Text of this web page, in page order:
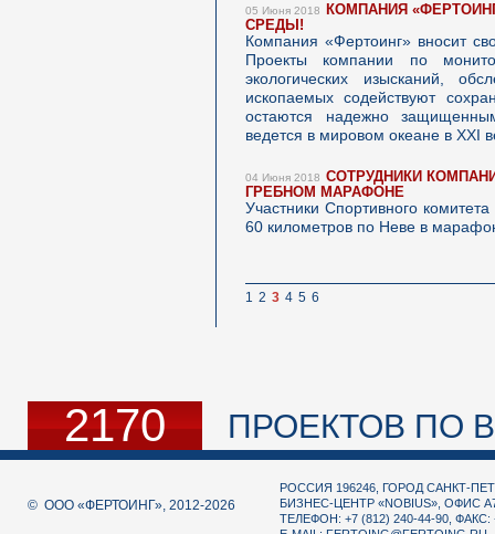
05 Июня 2018
КОМПАНИЯ
СРЕДЫ!
Компания «Фертоинг» вносит
Проекты компании по
экологических изысканий,
ископаемых содействуют
остаются надежно
ведется в мировом океане в XXI
04 Июня 2018 СОТРУДНИКИ
ГРЕБНОМ МАРАФОНЕ
Участники Спортивного
60 километров по Неве в
1 2 3 4 5 6
2170 ПРОЕКТОВ ПО
© ООО «ФЕРТОИНГ», 2012-2026
РОССИЯ 196246, ГОРОД САНКТ-
БИЗНЕС-ЦЕНТР «NOBIUS», ОФИС
ТЕЛЕФОН: +7 (812) 240-44-90, ФАКС: